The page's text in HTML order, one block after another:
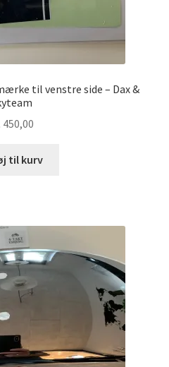
til venstre side – Dax &
450,00
til kurv